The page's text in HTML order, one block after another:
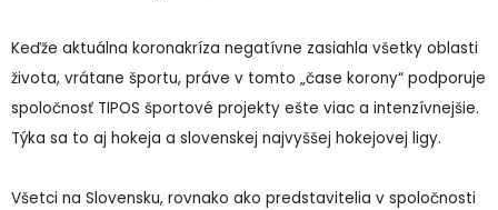
Keďže aktuálna koronakríza negatívne zasiahla všetky oblasti
života, vrátane športu, práve v tomto „čase korony“ podporuje
spoločnosť TIPOS športové projekty ešte viac a intenzívnejšie.
Týka sa to aj hokeja a slovenskej najvyššej hokejovej ligy.
Všetci na Slovensku, rovnako ako predstavitelia v spoločnosti